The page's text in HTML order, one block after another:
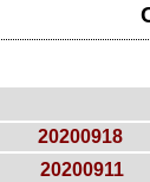
20200918
20200911